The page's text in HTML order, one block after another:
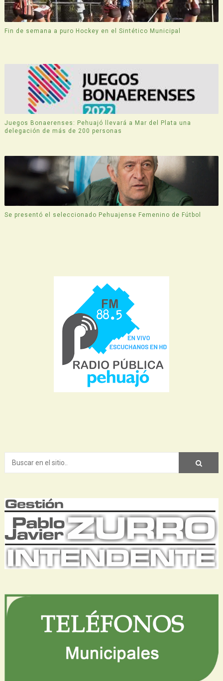
Fin de semana a puro Hockey en el Sintético Municipal
Juegos Bonaerenses: Pehuajó llevará a Mar del Plata una
delegación de más de 200 personas
Se presentó el seleccionado Pehuajense Femenino de Fútbol